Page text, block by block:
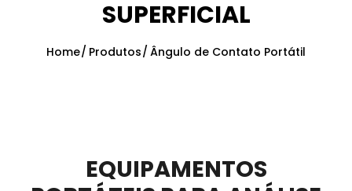
SUPERFICIAL
Home Produtos Ângulo de Contato Portátil
EQUIPAMENTOS